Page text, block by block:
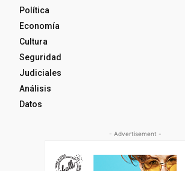
Política
Economía
Cultura
Seguridad
Judiciales
Análisis
Datos
- Advertisement -